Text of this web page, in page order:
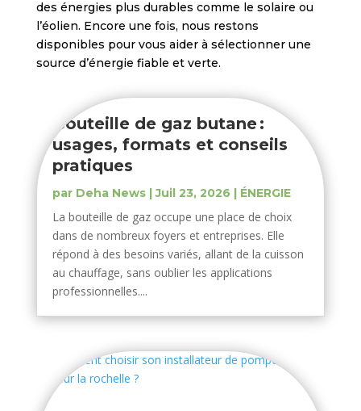
des énergies plus durables comme le solaire ou
l’éolien. Encore une fois, nous restons
disponibles pour vous aider à sélectionner une
source d’énergie fiable et verte.
Bouteille de gaz butane :
usages, formats et conseils
pratiques
par Deha News|Juil 23, 2026 ÉNERGIE
La bouteille de gaz occupe une place de choix
dans de nombreux foyers et entreprises. Elle
répond à des besoins variés, allant de la cuisson
au chauffage, sans oublier les applications
professionnelles....